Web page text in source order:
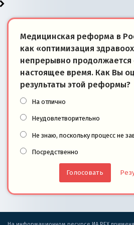
Медицинская реформа в
как «оптимизация
непрерывно продолжается
настоящее время. Как Вы
результаты этой реформы?
На отлично
Неудовлетворительно
Не знаю, поскольку процесс не
Посредственно